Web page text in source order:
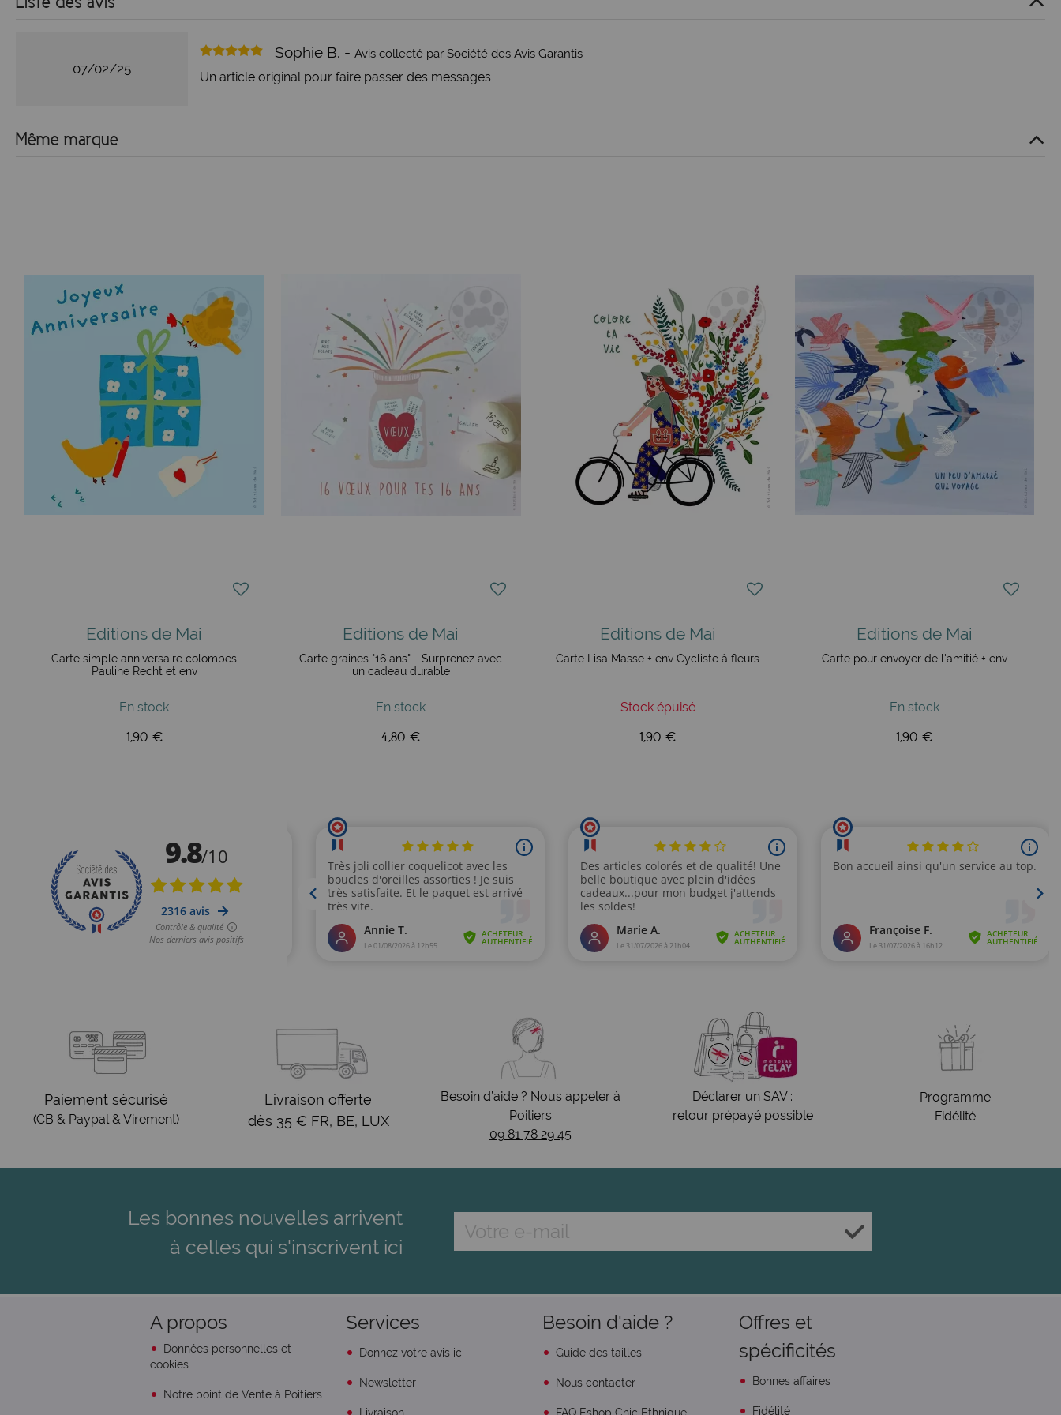
07/02/25
Sophie B. - Avis collecté par Société des Avis Garantis
Un article original pour faire passer des messages
Même marque
Editions de Mai
Carte simple anniversaire colombes
Pauline Recht et env
En stock
1,90 €
Editions de Mai
Carte graines "16 ans" - Surprenez avec
un cadeau durable
En stock
4,80 €
Editions de Mai
Carte Lisa Masse + env Cycliste à fleurs
Stock épuisé
1,90 €
Editions de Mai
Carte pour envoyer de l'amitié + env
En stock
1,90 €
Paiement sécurisé
(CB & Paypal & Virement)
Livraison offerte
dès 35 € FR, BE, LUX
Besoin d’aide ? Nous appeler à
Poitiers
09 81 78 29 45
Déclarer un SAV :
retour prépayé possible
Programme
Fidélité
Les bonnes nouvelles arrivent
à celles qui s'inscrivent ici
A propos
Données personnelles et
cookies
Notre point de Vente à Poitiers
Services
Donnez votre avis ici
Newsletter
Besoin d'aide ?
Guide des tailles
Nous contacter
Offres et
spécificités
Bonnes affaires
Fidélité